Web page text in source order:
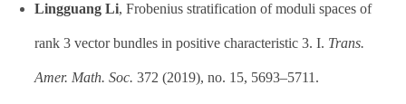
Lingguang Li, Frobenius stratification of moduli spaces of
rank 3 vector bundles in positive characteristic 3. I. Trans.
Amer. Math. Soc. 372 (2019), no. 15, 5693–5711.